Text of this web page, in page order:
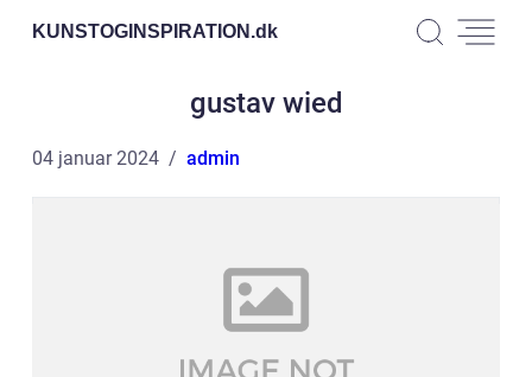
KUNSTOGINSPIRATION.dk
gustav wied
04 januar 2024 admin